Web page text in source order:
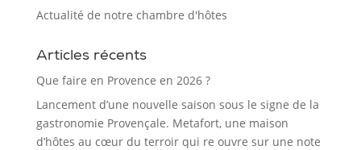
Actualité de notre chambre d'hôtes
Articles récents
Que faire en Provence en 2026 ?
Lancement d’une nouvelle saison sous le signe de la
gastronomie Provençale. Metafort, une maison
d’hôtes au cœur du terroir qui re ouvre sur une note